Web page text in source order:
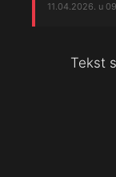
11.04.2026. u
Tekst